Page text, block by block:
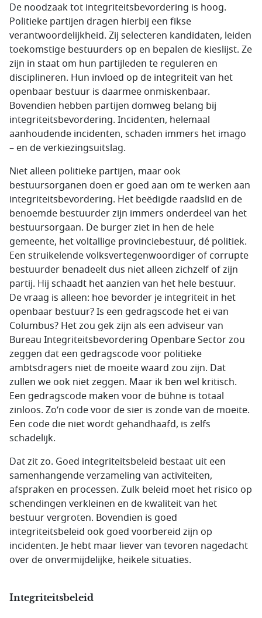
De noodzaak tot integriteitsbevordering is hoog.
Politieke partijen dragen hierbij een fikse
verantwoordelijkheid. Zij selecteren kandidaten, leiden
toekomstige bestuurders op en bepalen de kieslijst. Ze
zijn in staat om hun partijleden te reguleren en
disciplineren. Hun invloed op de integriteit van het
openbaar bestuur is daarmee onmiskenbaar.
Bovendien hebben partijen domweg belang bij
integriteitsbevordering. Incidenten, helemaal
aanhoudende incidenten, schaden immers het imago
– en de verkiezingsuitslag.
Niet alleen politieke partijen, maar ook
bestuursorganen doen er goed aan om te werken aan
integriteitsbevordering. Het beëdigde raadslid en de
benoemde bestuurder zijn immers onderdeel van het
bestuursorgaan. De burger ziet in hen de hele
gemeente, het voltallige provinciebestuur, dé politiek.
Een struikelende volksvertegenwoordiger of corrupte
bestuurder benadeelt dus niet alleen zichzelf of zijn
partij. Hij schaadt het aanzien van het hele bestuur.
De vraag is alleen: hoe bevorder je integriteit in het
openbaar bestuur? Is een gedragscode het ei van
Columbus? Het zou gek zijn als een adviseur van
Bureau Integriteitsbevordering Openbare Sector zou
zeggen dat een gedragscode voor politieke
ambtsdragers niet de moeite waard zou zijn. Dat
zullen we ook niet zeggen. Maar ik ben wel kritisch.
Een gedragscode maken voor de bühne is totaal
zinloos. Zo’n code voor de sier is zonde van de moeite.
Een code die niet wordt gehandhaafd, is zelfs
schadelijk.
Dat zit zo. Goed integriteitsbeleid bestaat uit een
samenhangende verzameling van activiteiten,
afspraken en processen. Zulk beleid moet het risico op
schendingen verkleinen en de kwaliteit van het
bestuur vergroten. Bovendien is goed
integriteitsbeleid ook goed voorbereid zijn op
incidenten. Je hebt maar liever van tevoren nagedacht
over de onvermijdelijke, heikele situaties.
Integriteitsbeleid